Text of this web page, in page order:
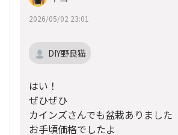
2026/05/02 23:01
DIY野良猫
はい！
ぜひぜひ
カインズさんでも盆栽ありました
お手頃価格でしたよ